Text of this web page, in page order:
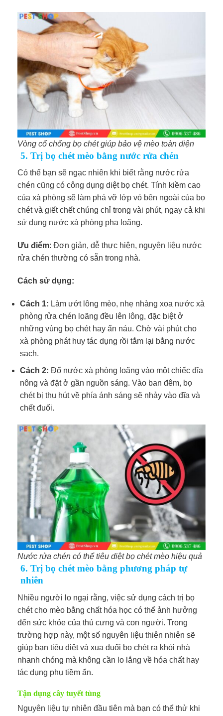
Vòng cổ chống bọ chét giúp bảo vệ mèo toàn diện
5. Trị bọ chét mèo bằng nước rửa chén
Có thể bạn sẽ ngạc nhiên khi biết rằng nước rửa
chén cũng có công dụng diệt bọ chét. Tính kiềm cao
của xà phòng sẽ làm phá vỡ lớp vỏ bên ngoài của bọ
chét và giết chết chúng chỉ trong vài phút, ngay cả khi
sử dụng nước xà phòng pha loãng.
Ưu điểm: Đơn giản, dễ thực hiện, nguyên liệu nước
rửa chén thường có sẵn trong nhà.
Cách sử dụng:
Cách 1: Làm ướt lông mèo, nhẹ nhàng xoa nước xà
phòng rửa chén loãng đều lên lông, đặc biệt ở
những vùng bọ chét hay ẩn náu. Chờ vài phút cho
xà phòng phát huy tác dụng rồi tắm lại bằng nước
sạch.
Cách 2: Đổ nước xà phòng loãng vào một chiếc đĩa
nông và đặt ở gần nguồn sáng. Vào ban đêm, bọ
chét bị thu hút về phía ánh sáng sẽ nhảy vào đĩa và
chết đuối.
Nước rửa chén có thể tiêu diệt bọ chét mèo hiệu quả
6. Trị bọ chét mèo bằng phương pháp tự
nhiên
Nhiều người lo ngại rằng, việc sử dụng cách trị bọ
chét cho mèo bằng chất hóa học có thể ảnh hưởng
đến sức khỏe của thú cưng và con người. Trong
trường hợp này, một số nguyên liệu thiên nhiên sẽ
giúp bạn tiêu diệt và xua đuổi bọ chét ra khỏi nhà
nhanh chóng mà không cần lo lắng về hóa chất hay
tác dụng phụ tiềm ẩn.
Tận dụng cây tuyết tùng
Nguyên liệu tự nhiên đầu tiên mà bạn có thể thử khi